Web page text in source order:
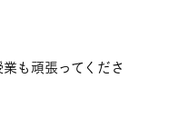
も頑張ってくださ